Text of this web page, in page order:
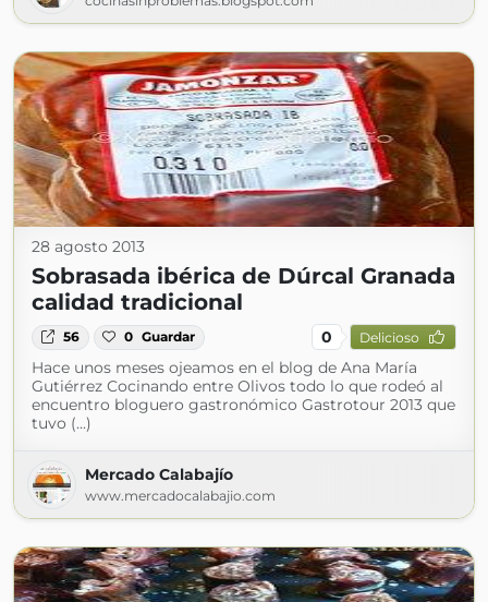
28 agosto 2013
Sobrasada ibérica de Dúrcal Granada
calidad tradicional
56 0 Guardar 0 Delicioso
Hace unos meses ojeamos en el blog de Ana María
Gutiérrez Cocinando entre Olivos todo lo que rodeó al
encuentro bloguero gastronómico Gastrotour 2013 que
tuvo (...)
Mercado Calabajío
www.mercadocalabajio.com